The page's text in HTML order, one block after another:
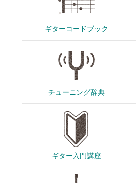
ギターコードブック
チューニング辞典
ギター入門講座